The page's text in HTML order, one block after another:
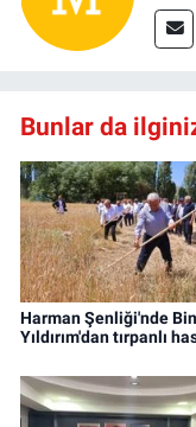
Bunlar da
Harman Şenliği'nde
Yıldırım'dan tırpanlı